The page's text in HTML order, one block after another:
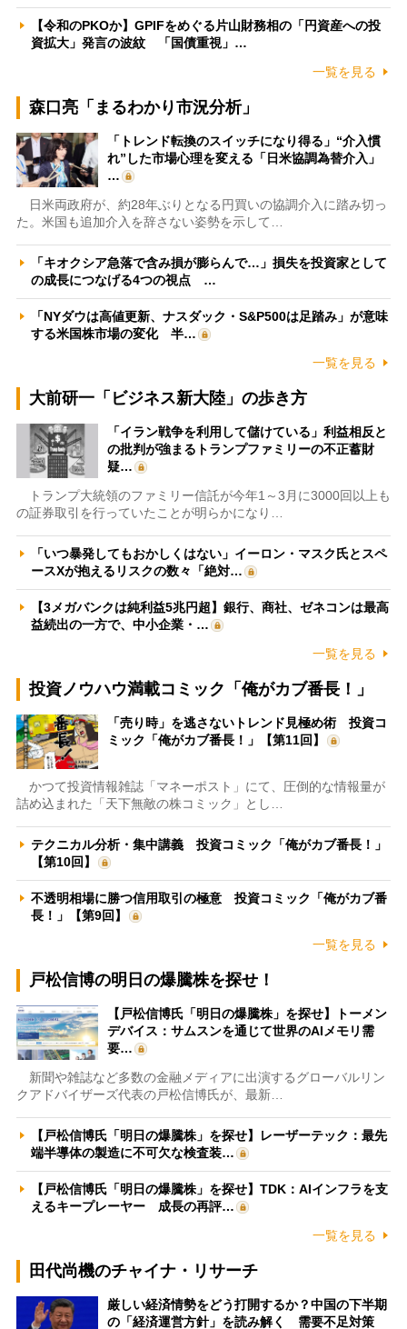
【令和のPKOか】GPIFをめぐる片山財務相の「円資産への投
資拡大」発言の波紋 「国債重視」…
一覧を見る
森口亮「まるわかり市況分析」
「トレンド転換のスイッチになり得る」“介入慣
れ”した市場心理を変える「日米協調為替介入」
…
日米両政府が、約28年ぶりとなる円買いの協調介入に踏み切っ
た。米国も追加介入を辞さない姿勢を示して…
「キオクシア急落で含み損が膨らんで…」損失を投資家として
の成長につなげる4つの視点 …
「NYダウは高値更新、ナスダック・S&P500は足踏み」が意味
する米国株市場の変化 半…
一覧を見る
大前研一「ビジネス新大陸」の歩き方
「イラン戦争を利用して儲けている」利益相反と
の批判が強まるトランプファミリーの不正蓄財
疑…
トランプ大統領のファミリー信託が今年1～3月に3000回以上も
の証券取引を行っていたことが明らかになり…
「いつ暴発してもおかしくはない」イーロン・マスク氏とスペ
ースXが抱えるリスクの数々「絶対…
【3メガバンクは純利益5兆円超】銀行、商社、ゼネコンは最高
益続出の一方で、中小企業・…
一覧を見る
投資ノウハウ満載コミック「俺がカブ番長！」
「売り時」を逃さないトレンド見極め術 投資コ
ミック「俺がカブ番長！」【第11回】
かつて投資情報雑誌「マネーポスト」にて、圧倒的な情報量が
詰め込まれた「天下無敵の株コミック」とし…
テクニカル分析・集中講義 投資コミック「俺がカブ番長！」
【第10回】
不透明相場に勝つ信用取引の極意 投資コミック「俺がカブ番
長！」【第9回】
一覧を見る
戸松信博の明日の爆騰株を探せ！
【戸松信博氏「明日の爆騰株」を探せ】トーメン
デバイス：サムスンを通じて世界のAIメモリ需
要…
新聞や雑誌など多数の金融メディアに出演するグローバルリン
クアドバイザーズ代表の戸松信博氏が、最新…
【戸松信博氏「明日の爆騰株」を探せ】レーザーテック：最先
端半導体の製造に不可欠な検査装…
【戸松信博氏「明日の爆騰株」を探せ】TDK：AIインフラを支
えるキープレーヤー 成長の再評…
一覧を見る
田代尚機のチャイナ・リサーチ
厳しい経済情勢をどう打開するか？中国の下半期
の「経済運営方針」を読み解く 需要不足対策